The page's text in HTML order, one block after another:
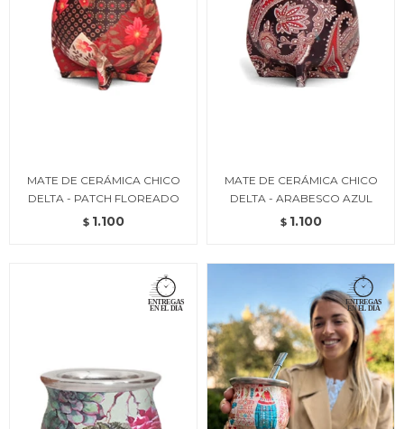
MATE DE CERÁMICA CHICO
DELTA - PATCH FLOREADO
$ 1.100
MATE DE CERÁMICA CHICO
DELTA - ARABESCO AZUL
$ 1.100